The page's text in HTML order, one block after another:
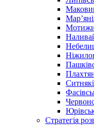
Стратегія